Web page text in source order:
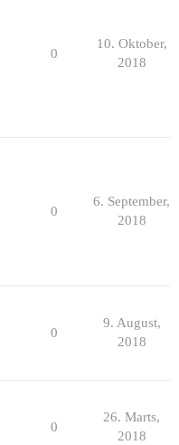
0
10. Oktober,
2018
0
6. September,
2018
0
9. August,
2018
0
26. Marts,
2018